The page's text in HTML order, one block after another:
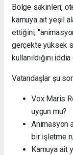
Bölge sakinleri,
kamuya ait yeşil
ettiğini,
gerçekte yüksek
kullanıldığını
Vatandaşlar şu
Vox Maris
uygun mu?
Animasyon
bir işletme
Kamuya ait